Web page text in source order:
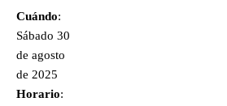
Cuándo:
Sábado 30
de agosto
de 2025
Horario: